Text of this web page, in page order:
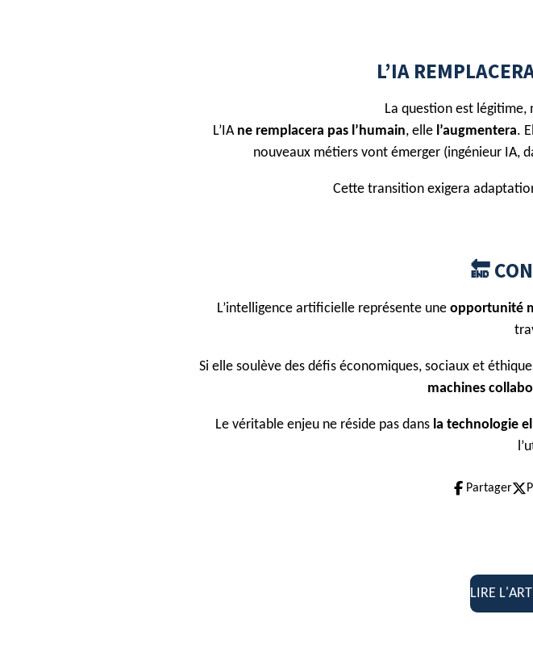
L’IA
La question est légitime,
L’IA ne remplacera pas l’humain, elle l’augmentera.
nouveaux métiers vont émerger (ingénieur IA,
Cette transition exigera
🔚
L’intelligence artificielle représente une opportunité
Si elle soulève des défis économiques, sociaux et
machines
Le véritable enjeu ne réside pas dans la technologie
Partager
LIRE